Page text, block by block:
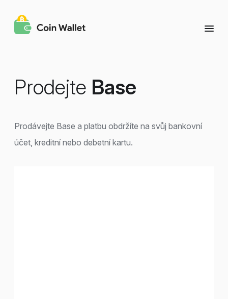
Prodejte Base
Prodávejte Base a platbu obdržíte na svůj bankovní
účet, kreditní nebo debetní kartu.